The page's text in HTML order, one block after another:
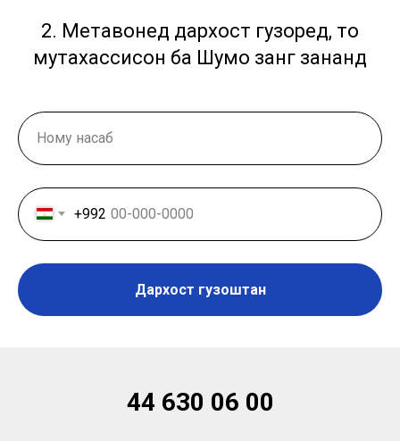
2. Метавонед дархост гузоред, то
мутахассисон ба Шумо занг зананд
+992
Дархост гузоштан
44 630 06 00